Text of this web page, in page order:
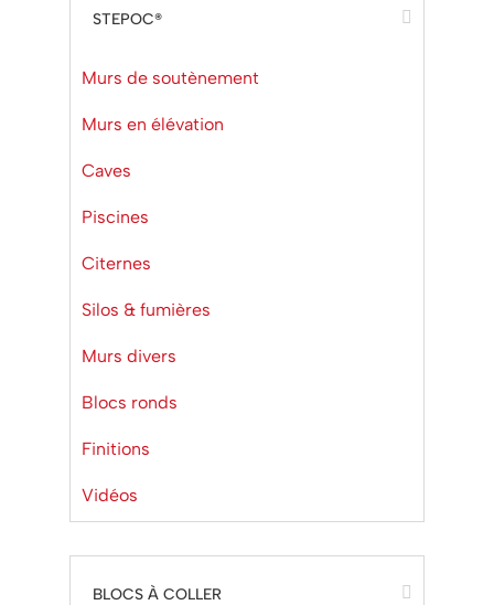
STEPOC®
Murs de soutènement
Murs en élévation
Caves
Piscines
Citernes
Silos & fumières
Murs divers
Blocs ronds
Finitions
Vidéos
BLOCS À COLLER